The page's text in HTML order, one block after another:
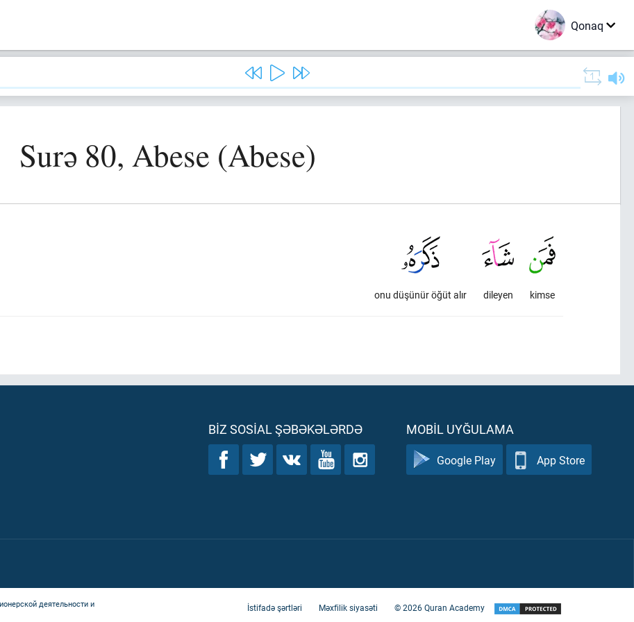
Qonaq
Surə 80, Abese (Abese)
kimse
dileyen
onu düşünür öğüt alır
BIZ SOSIAL ŞƏBƏKƏLƏRDƏ MOBIL UYĞULAMA
Google Play App Store
деятельности и
İstifadə şərtləri Məxfilik siyasəti ©2026Quran Academy